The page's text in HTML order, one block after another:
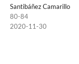
Santibáñez Camarillo
80-84
2020-11-30